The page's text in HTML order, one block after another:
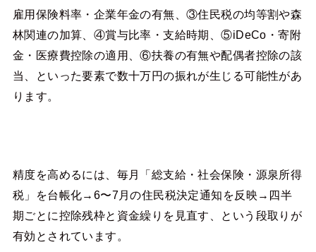
雇用保険料率・企業年金の有無、③住民税の均等割や森
林関連の加算、④賞与比率・支給時期、⑤iDeCo・寄附
金・医療費控除の適用、⑥扶養の有無や配偶者控除の該
当、といった要素で数十万円の振れが生じる可能性があ
ります。
精度を高めるには、毎月「総支給・社会保険・源泉所得
税」を台帳化→6〜7月の住民税決定通知を反映→四半
期ごとに控除残枠と資金繰りを見直す、という段取りが
有効とされています。